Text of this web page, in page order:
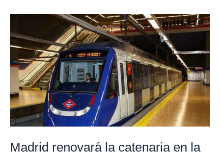
Madrid renovará la catenaria en la
renovará
la
catenaria
la
línea
9B
Metro